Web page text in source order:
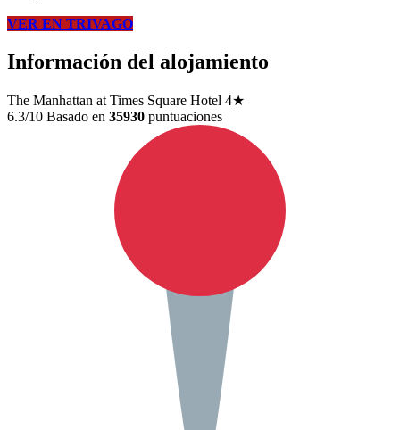
VER EN TRIVAGO
Información del alojamiento
The Manhattan at Times Square Hotel 4★
6.3/10 Basado en 35930 puntuaciones